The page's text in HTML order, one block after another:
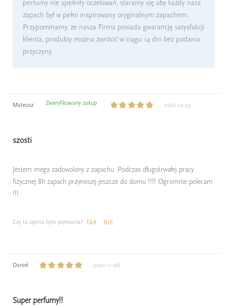
perfumy nie spełniły oczekiwań, staramy się aby każdy nasz
zapach był w pełni inspirowany oryginalnym zapachem.
Przypominamy, że nasza Firma posiada gwarancję satysfakcji
klienta, produkty można zwrócić w ciągu 14 dni bez podania
przyczyny.
Mateusz Zweryfikowany zakup 2021-12-23
szosti
Jestem mega zadowolony z zapachu .Podczas długotrwałej pracy
fizycznej 8h zapach przynoszę jeszcze do domu !!!! Ogromnie polecam
!!!
Czy ta opinia była pomocna? TAK NIE
Daniel 2021-11-06
Super perfumy!!